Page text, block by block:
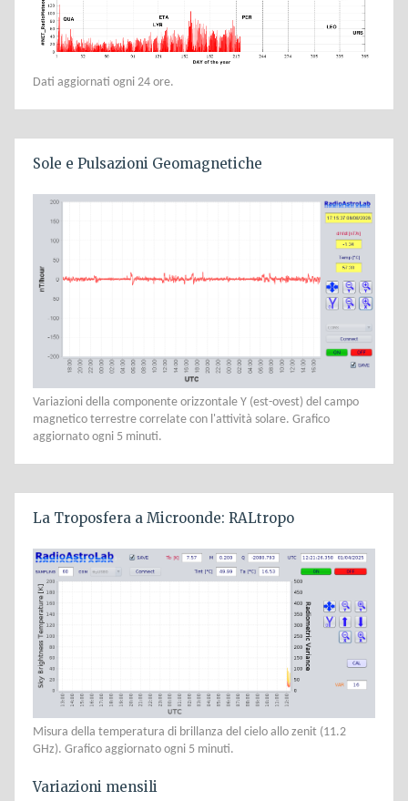
Dati aggiornati ogni 24 ore.
Sole e Pulsazioni Geomagnetiche
Variazioni della componente orizzontale Y (est-ovest) del campo
magnetico terrestre correlate con l'attività solare. Grafico
aggiornato ogni 5 minuti.
La Troposfera a Microonde: RALtropo
Misura della temperatura di brillanza del cielo allo zenit (11.2
GHz). Grafico aggiornato ogni 5 minuti.
Variazioni mensili